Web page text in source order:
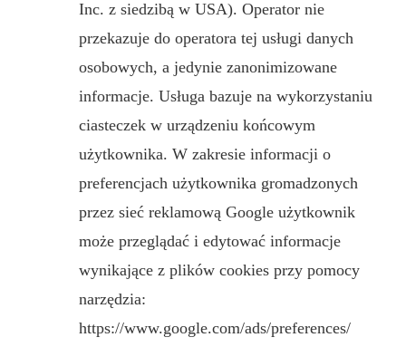
Inc. z siedzibą w USA). Operator nie
przekazuje do operatora tej usługi danych
osobowych, a jedynie zanonimizowane
informacje. Usługa bazuje na wykorzystaniu
ciasteczek w urządzeniu końcowym
użytkownika. W zakresie informacji o
preferencjach użytkownika gromadzonych
przez sieć reklamową Google użytkownik
może przeglądać i edytować informacje
wynikające z plików cookies przy pomocy
narzędzia:
https://www.google.com/ads/preferences/